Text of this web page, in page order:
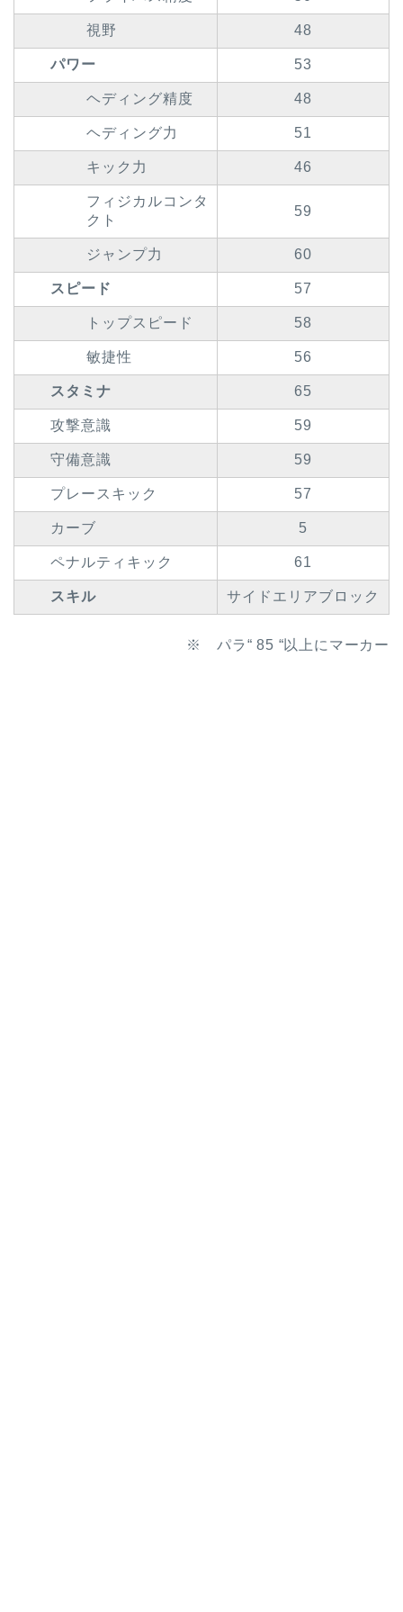
視野 48
パワー 53
ヘディング精度 48
ヘディング力 51
キック力 46
フィジカルコンタ
クト
59
ジャンプ力 60
スピード 57
トップスピード 58
敏捷性 56
スタミナ 65
攻撃意識 59
守備意識 59
プレースキック 57
カーブ 5
ペナルティキック 61
スキル サイドエリアブロック
※ パラ“ 85 “以上にマーカー